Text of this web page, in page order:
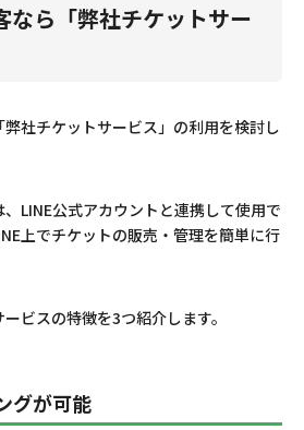
なら「弊社チケットサー
社チケットサービス」の利用を検討し
LINE公式アカウントと連携して使用で
上でチケットの販売・管理を簡単に行
ビスの特徴を3つ紹介します。
グが可能